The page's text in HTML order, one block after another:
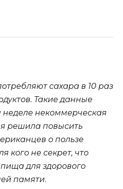
сахара в 10 раз
Такие данные
неделе некоммерческая
решила повысить
о пользе
кого не секрет, что
для здорового
памяти.